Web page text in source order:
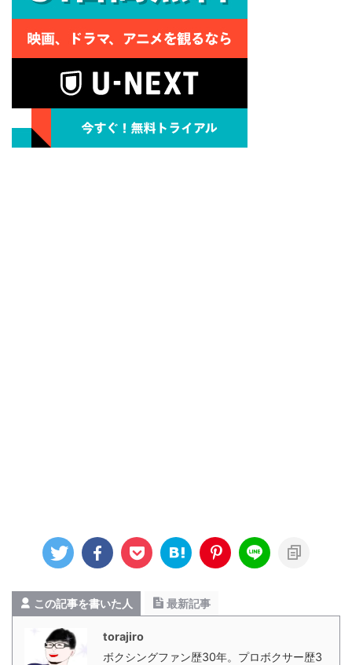
この記事を書いた人 最新記事
torajiro
ボクシングファン歴30年。プロボクサー歴3